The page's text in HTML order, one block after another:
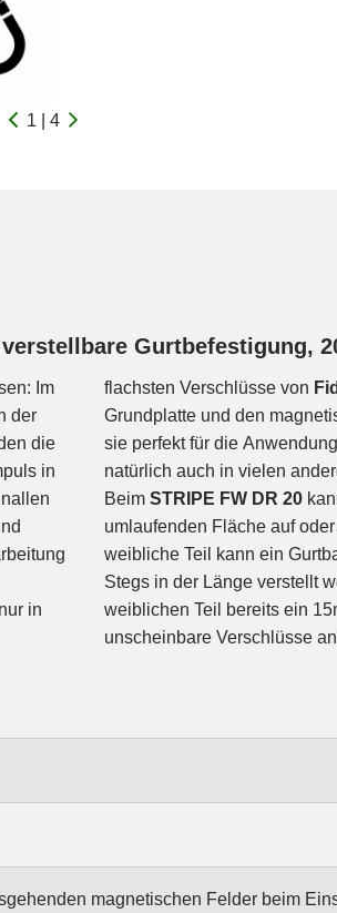
1 | 4
Gurtbefestigung,
Im
der
die
in
in
flachsten Verschlüsse von
Grundplatte und den
sie perfekt für die
natürlich auch in vielen
Beim STRIPE FW DR 20
umlaufenden Fläche auf
weibliche Teil kann ein
Stegs in der Länge verstellt
weiblichen Teil bereits ein
unscheinbare Verschlüsse
magnetischen Felder beim